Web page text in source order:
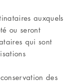
auxquels
ou seront
qui sont
des